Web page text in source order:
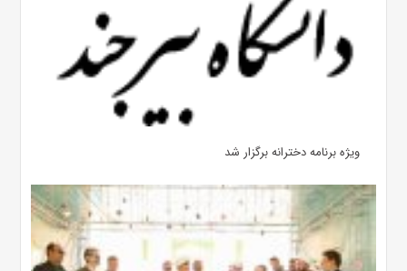
ویژه برنامه دخترانه برگزار شد